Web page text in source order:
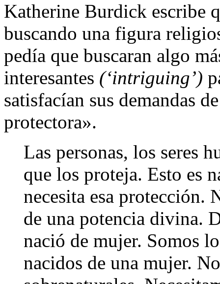
Katherine Burdick escribe
buscando una figura
pedía que buscaran algo
interesantes (‘intriguing’)
satisfacían sus demandas
protectora».
Las personas, los seres
que los proteja. Esto es
necesita esa protección.
de una potencia divina.
nació de mujer. Somos
nacidos de una mujer.